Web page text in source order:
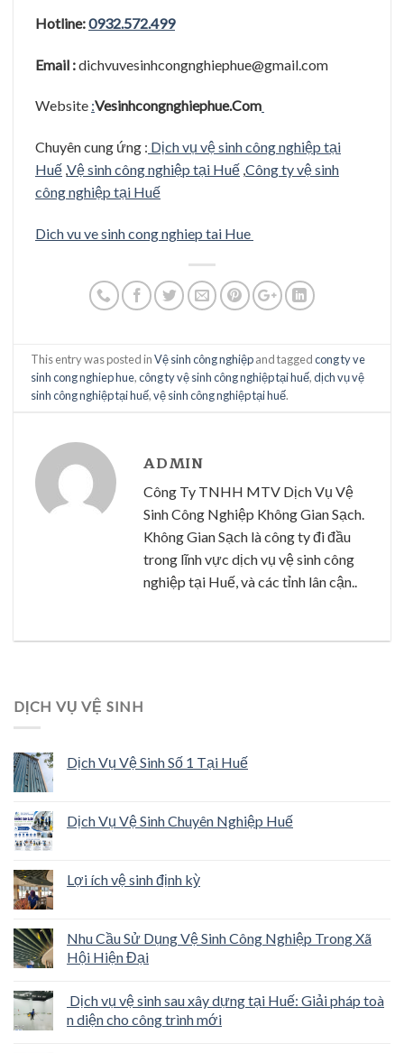
Hotline:0932.572.499
Email :dichvuvesinhcongnghiephue@gmail.com
Website :Vesinhcongnghiephue.Com
Chuyên cung ứng : Dịch vụ vệ sinh công nghiệp tại
Huế ,Vệ sinh công nghiệp tại Huế ,Công ty vệ sinh
công nghiệp tại Huế
Dich vu ve sinh cong nghiep tai Hue
This entry was posted inVệ sinh công nghiệpand taggedcong ty ve
sinh cong nghiep hue,công ty vệ sinh công nghiệp tại huế,dịch vụ vệ
sinh công nghiệp tại huế,vệ sinh công nghiệp tại huế.
ADMIN
Công Ty TNHH MTV Dịch Vụ Vệ
Sinh Công Nghiệp Không Gian Sạch.
Không Gian Sạch là công ty đi đầu
trong lĩnh vực dịch vụ vệ sinh công
nghiệp tại Huế, và các tỉnh lân cận..
DỊCH VỤ VỆ SINH
Dịch Vụ Vệ Sinh Số 1 Tại Huế
Dịch Vụ Vệ Sinh Chuyên Nghiệp Huế
Lợi ích vệ sinh định kỳ
Nhu Cầu Sử Dụng Vệ Sinh Công Nghiệp Trong Xã
Hội Hiện Đại
Dịch vụ vệ sinh sau xây dựng tại Huế: Giải pháp toà
n diện cho công trình mới